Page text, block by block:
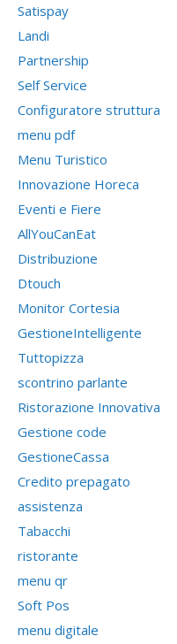
Satispay
Landi
Partnership
Self Service
Configuratore struttura
menu pdf
Menu Turistico
Innovazione Horeca
Eventi e Fiere
AllYouCanEat
Distribuzione
Dtouch
Monitor Cortesia
GestioneIntelligente
Tuttopizza
scontrino parlante
Ristorazione Innovativa
Gestione code
GestioneCassa
Credito prepagato
assistenza
Tabacchi
ristorante
menu qr
Soft Pos
menu digitale